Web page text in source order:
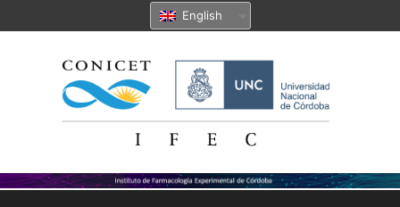
to
English